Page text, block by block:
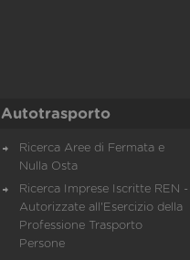
Autotrasporto
Ricerca Aree di Fermata e
Nulla Osta
Ricerca Imprese Iscritte REN -
Autorizzate all'Esercizio della
Professione Trasporto
Persone